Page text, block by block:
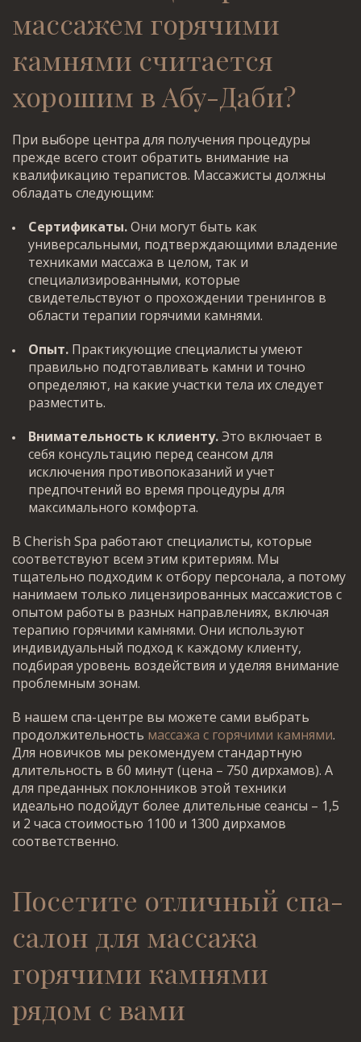
массажем горячими
камнями считается
хорошим в Абу-Даби?
При выборе центра для получения процедуры
прежде всего стоит обратить внимание на
квалификацию терапистов. Массажисты должны
обладать следующим:
Сертификаты.Они могут быть как
универсальными, подтверждающими владение
техниками массажа в целом, так и
специализированными, которые
свидетельствуют о прохождении тренингов в
области терапии горячими камнями.
Опыт. Практикующие специалисты умеют
правильно подготавливать камни и точно
определяют, на какие участки тела их следует
разместить.
Внимательность к клиенту.Это включает в
себя консультацию перед сеансом для
исключения противопоказаний и учет
предпочтений во время процедуры для
максимального комфорта.
В Cherish Spa работают специалисты, которые
соответствуют всем этим критериям. Мы
тщательно подходим к отбору персонала, а потому
нанимаем только лицензированных массажистов с
опытом работы в разных направлениях, включая
терапию горячими камнями. Они используют
индивидуальный подход к каждому клиенту,
подбирая уровень воздействия и уделяя внимание
проблемным зонам.
В нашем спа-центре вы можете сами выбрать
продолжительность массажа с горячими камнями.
Для новичков мы рекомендуем стандартную
длительность в 60 минут (цена – 750 дирхамов). А
для преданных поклонников этой техники
идеально подойдут более длительные сеансы – 1,5
и 2 часа стоимостью 1100 и 1300 дирхамов
соответственно.
Посетите отличный спа-
салон для массажа
горячими камнями
рядом с вами